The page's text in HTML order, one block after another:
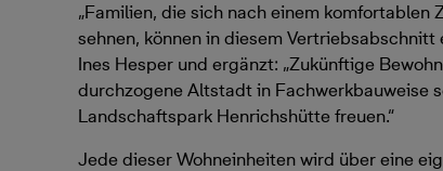
„Familien, die sich nach einem
sehnen, können in diesem
Ines Hesper und ergänzt: „Zukünftige
durchzogene Altstadt in Fachwerkbauweise
Landschaftspark Henrichshütte freuen.“
Jede dieser Wohneinheiten wird über eine